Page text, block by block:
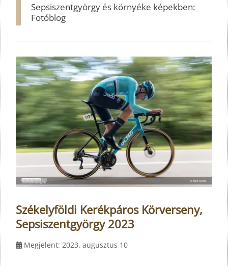
Sepsiszentgyörgy és környéke képekben:
Fotóblog
Székelyföldi Kerékpáros Körverseny,
Sepsiszentgyörgy 2023
Megjelent: 2023. augusztus 10